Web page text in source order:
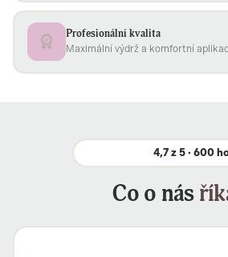
Profesionální kvalita
Maximální výdrž a komfortní
4,7 z 5 · 600
Co o nás